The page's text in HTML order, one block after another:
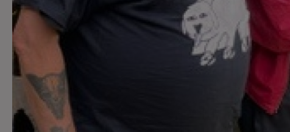
Régie Publicitaire
Fréquences
Recherche d'un titre